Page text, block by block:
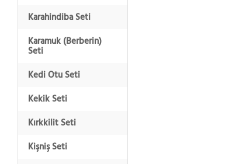
Karahindiba Seti
Karamuk (Berberin)
Seti
Kedi Otu Seti
Kekik Seti
Kırkkilit Seti
Kişniş Seti